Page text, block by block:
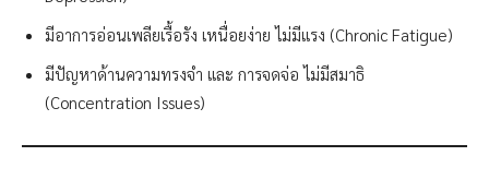
มีอาการอ่อนเพลียเรื้อรัง เหนื่อยง่าย ไม่มีแรง (Chronic Fatigue)
มีปัญหาด้านความทรงจำ และ การจดจ่อ ไม่มีสมาธิ
(Concentration Issues)